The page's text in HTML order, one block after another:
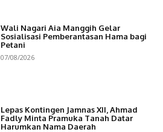
Wali Nagari Aia Manggih Gelar
Sosialisasi Pemberantasan Hama bagi
Petani
07/08/2026
Lepas Kontingen Jamnas XII, Ahmad
Fadly Minta Pramuka Tanah Datar
Harumkan Nama Daerah